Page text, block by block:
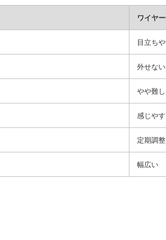
ワイヤ
目立ち
外せない
やや難
感じや
定期調
幅広い